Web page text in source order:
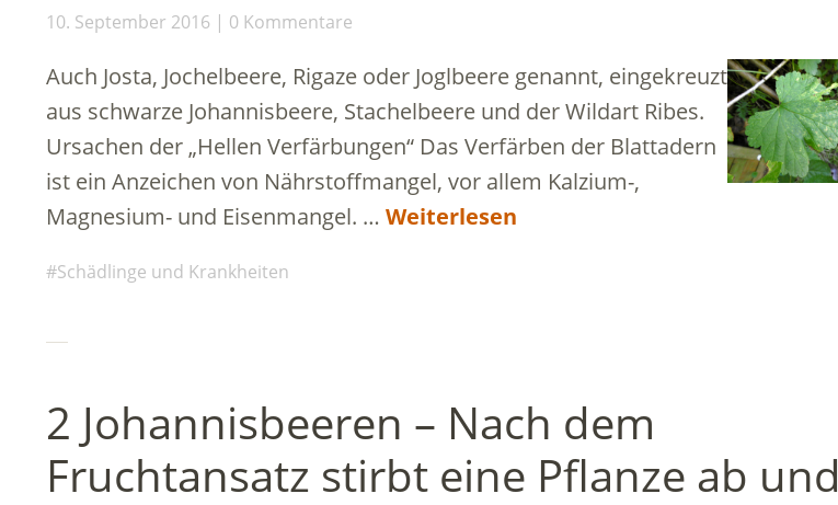
10. September 2016 0 Kommentare
Auch Josta, Jochelbeere, Rigaze oder Joglbeere genannt, eingekreuzt
aus schwarze Johannisbeere, Stachelbeere und der Wildart Ribes.
Ursachen der „Hellen Verfärbungen“ Das Verfärben der Blattadern
ist ein Anzeichen von Nährstoffmangel, vor allem Kalzium-,
Magnesium- und Eisenmangel. … Weiterlesen
Schädlinge und Krankheiten
2 Johannisbeeren – Nach dem
Fruchtansatz stirbt eine Pflanze ab und